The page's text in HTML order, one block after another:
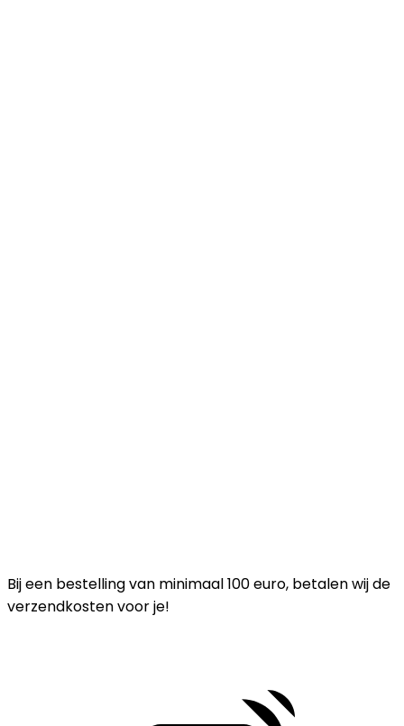
Bij een bestelling van minimaal 100 euro, betalen wij de
verzendkosten voor je!